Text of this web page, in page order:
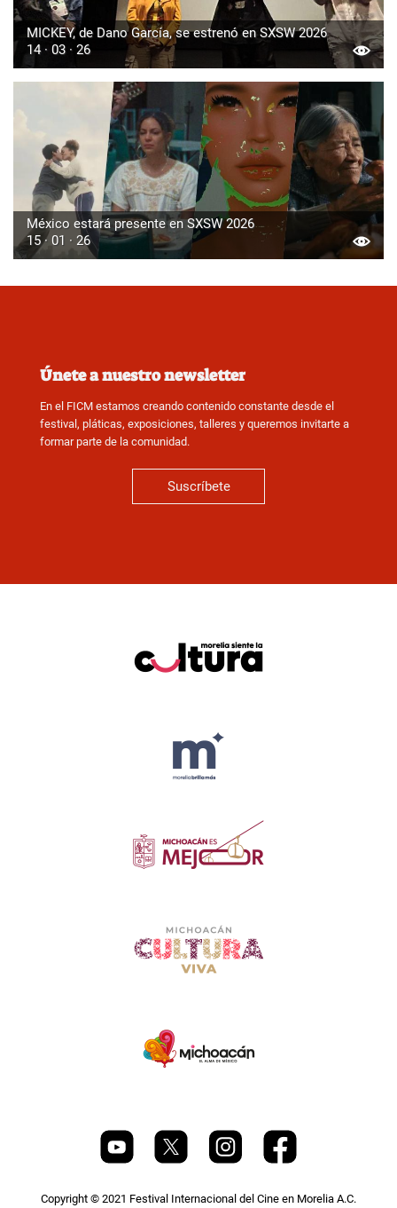
MICKEY, de Dano García, se estrenó en SXSW 2026
14 · 03 · 26
México estará presente en SXSW 2026
15 · 01 · 26
Únete a nuestro newsletter
En el FICM estamos creando contenido constante desde el
festival, pláticas, exposiciones, talleres y queremos invitarte a
formar parte de la comunidad.
Suscríbete
Copyright © 2021 Festival Internacional del Cine en Morelia A.C.